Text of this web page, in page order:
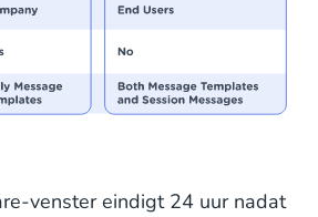
venster eindigt 24 uur nadat